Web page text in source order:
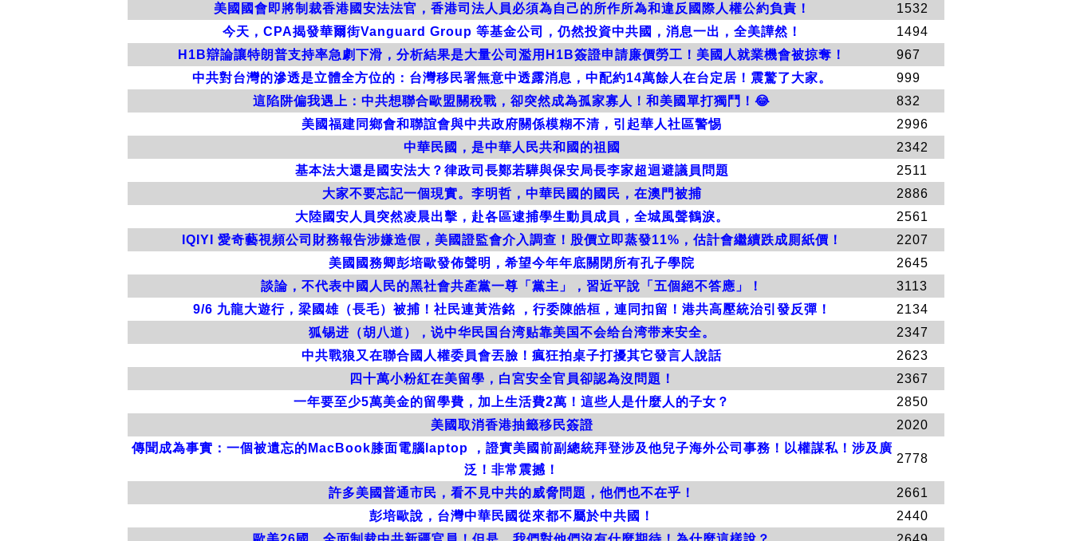
美國國會即將制裁香港國安法法官，香港司法人員必須為自己的所作所為和違反國際人權公約負責！
1532
今天，CPA揭發華爾街Vanguard Group 等基金公司，仍然投資中共國，消息一出，全美譁然！
1494
H1B辯論讓特朗普支持率急劇下滑，分析結果是大量公司濫用H1B簽證申請廉價勞工！美國人就業機會被掠奪！
967
中共對台灣的滲透是立體全方位的：台灣移民署無意中透露消息，中配約14萬餘人在台定居！震驚了大家。
999
這陷阱偏我遇上：中共想聯合歐盟關稅戰，卻突然成為孤家寡人！和美國單打獨鬥！😂
832
美國福建同鄉會和聯誼會與中共政府關係模糊不清，引起華人社區警惕
2996
中華民國，是中華人民共和國的祖國
2342
基本法大還是國安法大？律政司長鄭若驊與保安局長李家超迴避議員問題
2511
大家不要忘記一個現實。李明哲，中華民國的國民，在澳門被捕
2886
大陸國安人員突然凌晨出擊，赴各區逮捕學生動員成員，全城風聲鶴淚。
2561
IQIYI 愛奇藝視頻公司財務報告涉嫌造假，美國證監會介入調查！股價立即蒸發11%，估計會繼續跌成厠紙價！
2207
美國國務卿彭培歐發佈聲明，希望今年年底關閉所有孔子學院
2645
談論，不代表中國人民的黑社會共產黨一尊「黨主」，習近平說「五個絕不答應」！
3113
9/6 九龍大遊行，梁國雄（長毛）被捕！社民連黃浩銘 ，行委陳皓桓，連同扣留！港共高壓統治引發反彈！
2134
狐锡进（胡八道），说中华民国台湾贴靠美国不会给台湾带来安全。
2347
中共戰狼又在聯合國人權委員會丟臉！瘋狂拍桌子打擾其它發言人說話
2623
四十萬小粉紅在美留學，白宮安全官員卻認為沒問題！
2367
一年要至少5萬美金的留學費，加上生活費2萬！這些人是什麼人的子女？
2850
美國取消香港抽籤移民簽證
2020
傳聞成為事實：一個被遺忘的MacBook膝面電腦laptop ，證實美國前副總統拜登涉及他兒子海外公司事務！以權謀私！涉及廣
泛！非常震撼！
2778
許多美國普通市民，看不見中共的威脅問題，他們也不在乎！
2661
彭培歐說，台灣中華民國從來都不屬於中共國！
2440